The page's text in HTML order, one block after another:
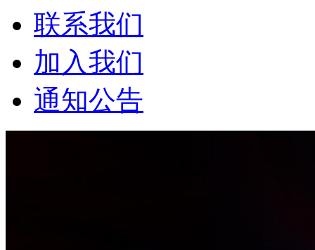
联系我们
加入我们
通知公告